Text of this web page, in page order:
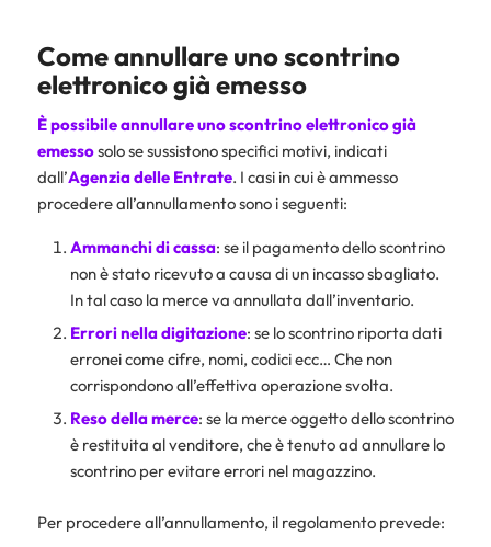
Come annullare uno scontrino
elettronico già emesso
È possibile annullare uno scontrino elettronico già
emessosolo se sussistono specifici motivi, indicati
dall’Agenzia delle Entrate. I casi in cui è ammesso
procedere all’annullamento sono i seguenti:
Ammanchi di cassa: se il pagamento dello scontrino
non è stato ricevuto a causa di un incasso sbagliato.
In tal caso la merce va annullata dall’inventario.
Errori nella digitazione: se lo scontrino riporta dati
erronei come cifre, nomi, codici ecc… Che non
corrispondono all’effettiva operazione svolta.
Reso della merce: se la merce oggetto dello scontrino
è restituita al venditore, che è tenuto ad annullare lo
scontrino per evitare errori nel magazzino.
Per procedere all’annullamento, il regolamento prevede: